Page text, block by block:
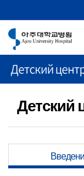
Детский
Детский